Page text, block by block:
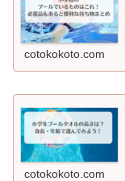
cotokokoto.com
cotokokoto.com